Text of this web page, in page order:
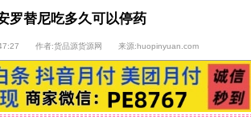
罗替尼吃多久可以停药
作者:货品源货源网 来源:huopinyuan.com